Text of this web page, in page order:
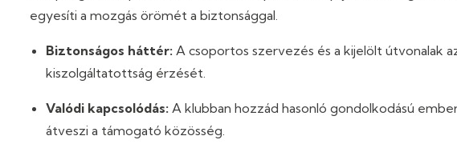
egyesíti a mozgás örömét a biztonsággal.
Biztonságos háttér: A csoportos szervezés és a kijelölt útvonalak
kiszolgáltatottság érzését.
Valódi kapcsolódás: A klubban hozzád hasonló gondolkodású
átveszi a támogató közösség.